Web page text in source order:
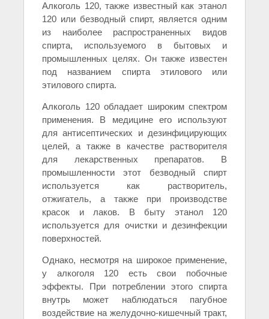
Алкоголь 120, также известный как этанол
120 или безводный спирт, является одним
из наиболее распространенных видов
спирта, используемого в бытовых и
промышленных целях. Он также известен
под названием спирта этилового или
этилового спирта.
Алкоголь 120 обладает широким спектром
применения. В медицине его используют
для антисептических и дезинфицирующих
целей, а также в качестве растворителя
для лекарственных препаратов. В
промышленности этот безводный спирт
используется как растворитель,
отжигатель, а также при производстве
красок и лаков. В быту этанол 120
используется для очистки и дезинфекции
поверхностей.
Однако, несмотря на широкое применение,
у алкоголя 120 есть свои побочные
эффекты. При потреблении этого спирта
внутрь может наблюдаться пагубное
воздействие на желудочно-кишечный тракт,